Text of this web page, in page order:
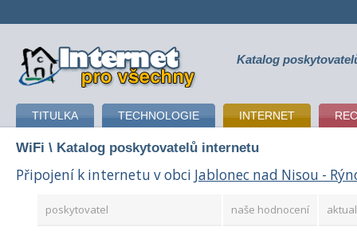
připojení k internetu Katalog
TITULKA TECHNOLOGIE INTERNET
WiFi \ Katalog poskytovatelů internetu
Připojení k internetu v obci Jablonec nad Nisou -
poskytovatel naše hodnocení